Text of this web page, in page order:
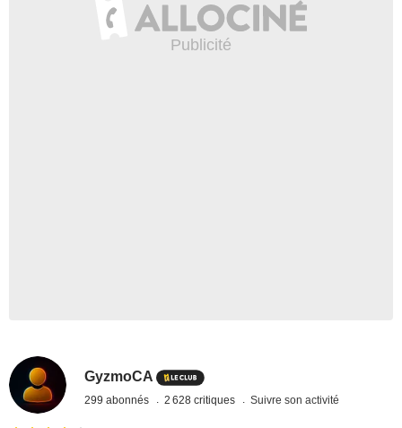
GyzmoCA
299 abonnés 2 628 critiques Suivre son activité